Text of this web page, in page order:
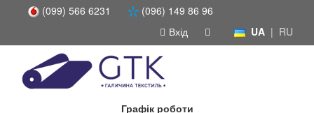
(099) 566 6231
(096) 149 86 96
UA | RU
Вхід
Графік роботи